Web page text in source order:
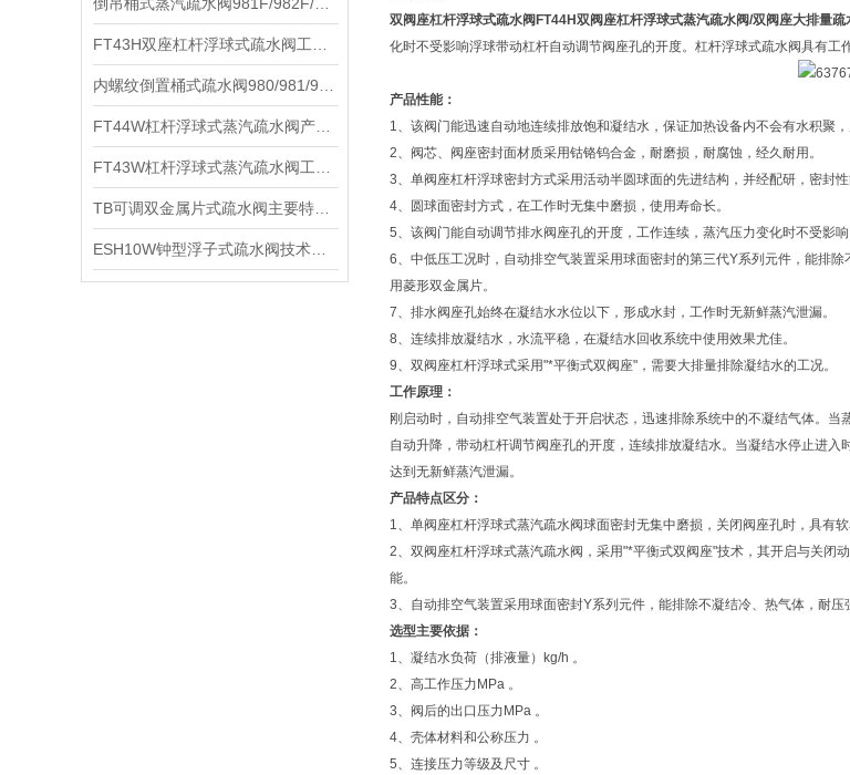
双阀座杠杆浮球式疏水阀 FT44H 双阀座杠杆浮球式蒸汽疏水阀/双阀座大排量疏
化时不受影响浮球带动杠杆自动调节阀座孔的开度。杠杆浮球式疏水阀具有工
产品性能：
1、该阀门能迅速自动地连续排放饱和凝结水，保证加热设备内不会有水积聚，
2、阀芯、阀座密封面材质采用钴铬钨合金，耐磨损，耐腐蚀，经久耐用。
3、单阀座杠杆浮球密封方式采用活动半圆球面的先进结构，并经配研，密封性
4、圆球面密封方式，在工作时无集中磨损，使用寿命长。
5、该阀门能自动调节排水阀座孔的开度，工作连续，蒸汽压力变化时不受影响
6、中低压工况时，自动排空气装置采用球面密封的第三代Y系列元件，能排
用菱形双金属片。
7、排水阀座孔始终在凝结水水位以下，形成水封，工作时无新鲜蒸汽泄漏。
8、连续排放凝结水，水流平稳，在凝结水回收系统中使用效果尤佳。
9、双阀座杠杆浮球式采用"*平衡式双阀座"，需要大排量排除凝结水的工况。
工作原理：
刚启动时，自动排空气装置处于开启状态，迅速排除系统中的不凝结气体。
自动升降，带动杠杆调节阀座孔的开度，连续排放凝结水。当凝结水停止进
达到无新鲜蒸汽泄漏。
产品特点区分：
1、单阀座杠杆浮球式蒸汽疏水阀球面密封无集中磨损，关闭阀座孔时，具有软
2、双阀座杠杆浮球式蒸汽疏水阀，采用"*平衡式双阀座"技术，其开启与关闭
能。
3、自动排空气装置采用球面密封Y系列元件，能排除不凝结冷、热气体，耐压
选型主要依据：
1、凝结水负荷（排液量）kg/h 。
2、高工作压力MPa 。
3、阀后的出口压力MPa 。
4、壳体材料和公称压力 。
5、连接压力等级及尺寸 。